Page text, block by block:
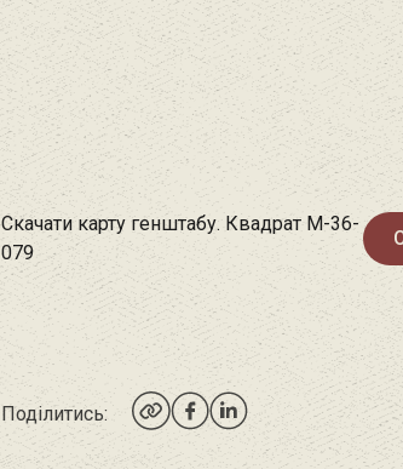
Скачати карту генштабу. Квадрат М-36-
079
Поділитись: